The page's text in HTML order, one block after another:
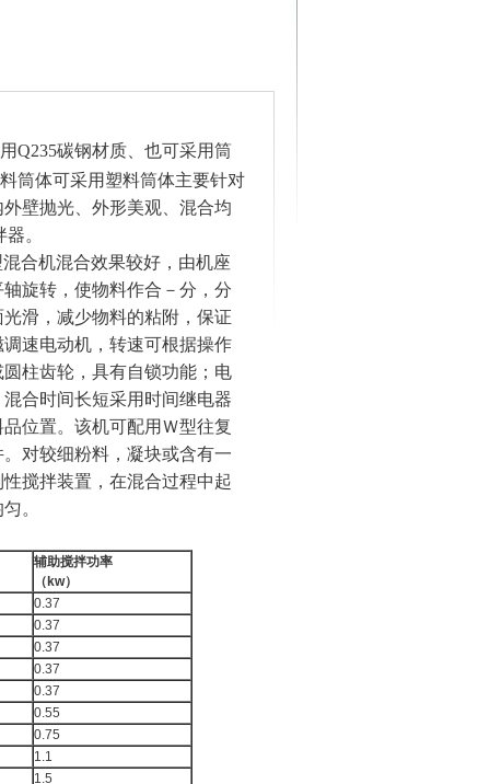
Q235碳钢材质、也可采用筒
筒体可采用塑料筒体主要针对
壁抛光、外形美观、混合均
。
合机混合效果较好，由机座
旋转，使物料作合－分，分
滑，减少物料的粘附，保证
速电动机，转速可根据操作
柱齿轮，具有自锁功能；电
合时间长短采用时间继电器
位置。该机可配用Ｗ型往复
对较细粉料，凝块或含有一
搅拌装置，在混合过程中起
。
辅助搅拌功率
（ kw）
0.37
0.37
0.37
0.37
0.37
0.55
0.75
1.1
1.5